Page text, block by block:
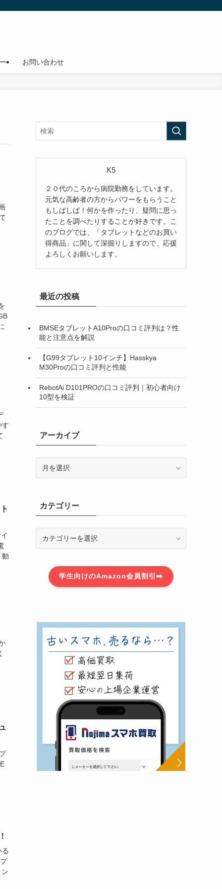
お問い合わせ
す
動
K5
２０代のころから病院勤務をしています。
元気な高齢者の方からパワーをもらうこと
もしばしば！何かを作ったり、疑問に思っ
たことを調べたりすることが好きです。こ
のブログでは、「タブレットなどのお買い
得商品」に関して深掘りしますので、応援
よろしくお願いします。
最近の投稿
BMSEタブレットA10Proの口コミ評判は？性
能と注意点を解説
【G99タブレット10インチ】Hasskya
M30Proの口コミ評判と性能
RebotAi D101PROの口コミ評判｜初心者向け
10型を検証
アーカイブ
ブカテゴリー
学生向けのAmazon会員割引➡️